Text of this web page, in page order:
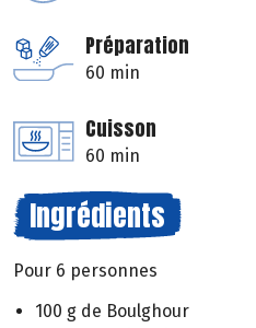
Préparation
60 min
Cuisson
60 min
Ingrédients
Pour 6 personnes
100 g de Boulghour